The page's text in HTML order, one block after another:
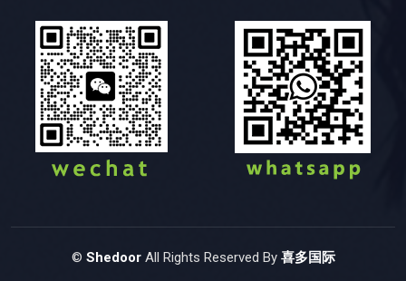
© ShedoorAll Rights Reserved By 喜多国际